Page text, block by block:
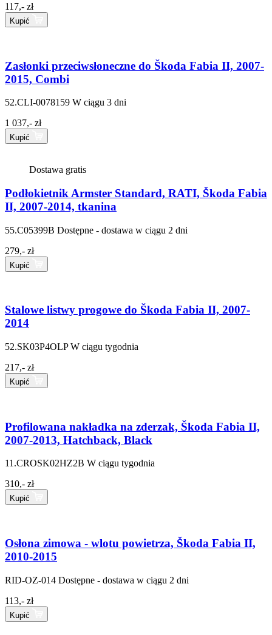
117,- zł
Kupić
Zasłonki przeciwsłoneczne do Škoda Fabia II, 2007-
2015, Combi
52.CLI-0078159 W ciągu 3 dni
1 037,- zł
Kupić
Dostawa gratis
Podłokietnik Armster Standard, RATI, Škoda Fabia
II, 2007-2014, tkanina
55.C05399B Dostępne - dostawa w ciągu 2 dni
279,- zł
Kupić
Stalowe listwy progowe do Škoda Fabia II, 2007-
2014
52.SK03P4OLP W ciągu tygodnia
217,- zł
Kupić
Profilowana nakładka na zderzak, Škoda Fabia II,
2007-2013, Hatchback, Black
11.CROSK02HZ2B W ciągu tygodnia
310,- zł
Kupić
Osłona zimowa - wlotu powietrza, Škoda Fabia II,
2010-2015
RID-OZ-014 Dostępne - dostawa w ciągu 2 dni
113,- zł
Kupić